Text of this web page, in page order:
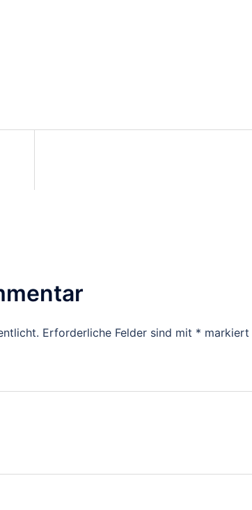
Erforderliche Felder sind mit * markiert